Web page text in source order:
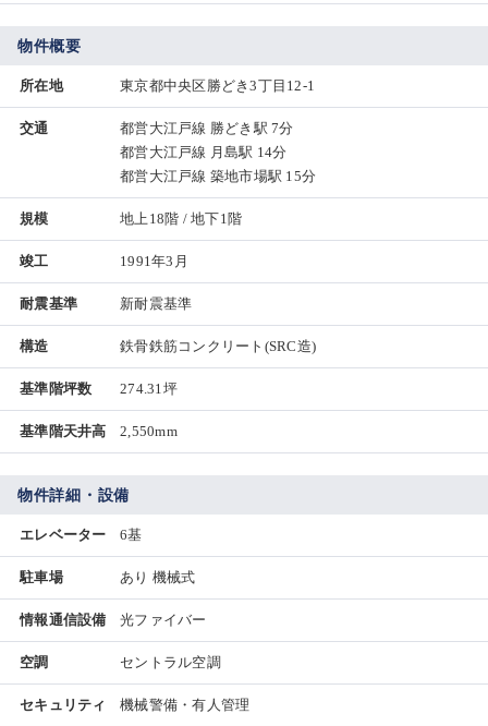
物件概要
所在地 東京都中央区勝どき3丁目12-1
交通
都営大江戸線 勝どき駅 7分
都営大江戸線 月島駅 14分
都営大江戸線 築地市場駅 15分
規模 地上18階 / 地下1階
竣工 1991年3月
耐震基準 新耐震基準
構造 鉄骨鉄筋コンクリート(SRC造)
基準階坪数 274.31坪
基準階天井高 2,550mm
物件詳細・設備
エレベーター 6基
駐車場 あり 機械式
情報通信設備 光ファイバー
空調 セントラル空調
セキュリティ 機械警備・有人管理